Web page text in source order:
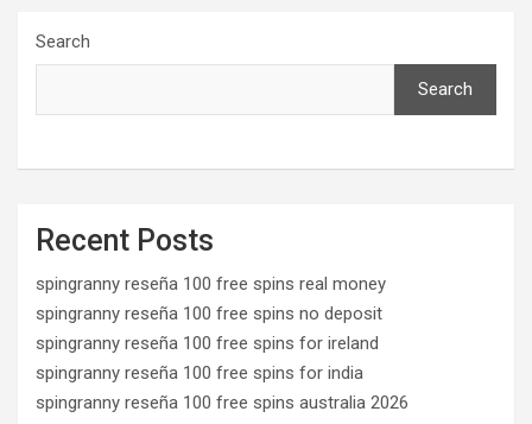
Search
Search
Recent Posts
spingranny reseña 100 free spins real money
spingranny reseña 100 free spins no deposit
spingranny reseña 100 free spins for ireland
spingranny reseña 100 free spins for india
spingranny reseña 100 free spins australia 2026